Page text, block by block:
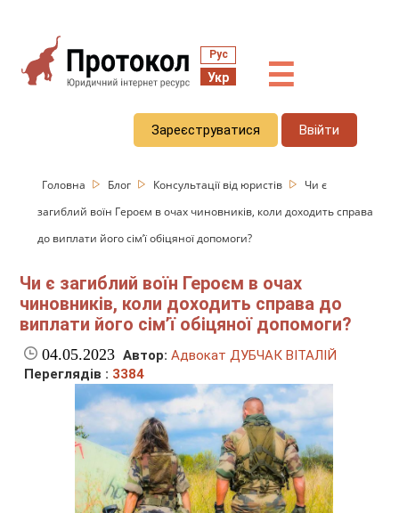
Рус
Укр ☰
Зареєструватися Ввійти
Головна Блог Консультації від юристів
Чи є
загиблий воїн Героєм в очах чиновників, коли доходить справа
до виплати його сім’ї обіцяної допомоги?
Чи є загиблий воїн Героєм в очах
чиновників, коли доходить справа до
виплати його сім’ї обіцяної допомоги?
04.05.2023 Автор: Адвокат ДУБЧАК ВІТАЛІЙ
Переглядів : 3384